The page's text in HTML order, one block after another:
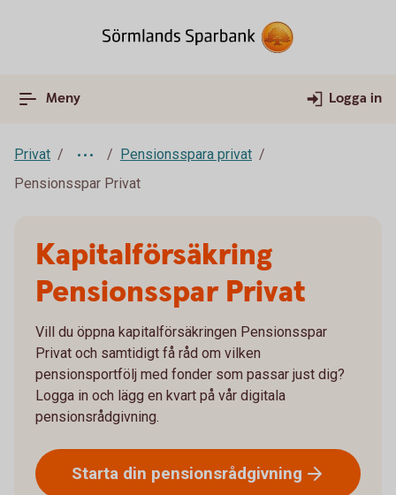
Meny Logga in
Privat
Pensionsspara privat
Pensionsspar Privat
Kapitalförsäkring
Pensionsspar Privat
Vill du öppna kapitalförsäkringen Pensionsspar
Privat och samtidigt få råd om vilken
pensionsportfölj med fonder som passar just dig?
Logga in och lägg en kvart på vår digitala
pensionsrådgivning.
Starta din pensionsrådgivning